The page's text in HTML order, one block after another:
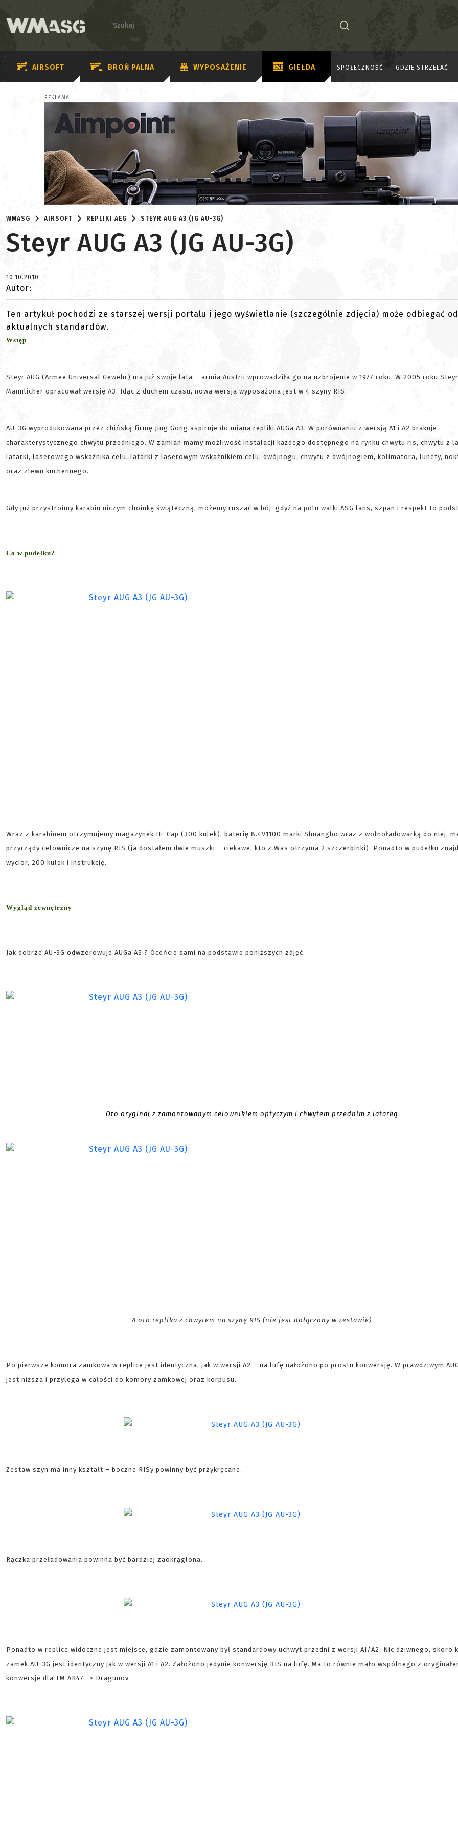
AIRSOFT BROŃ PALNA WYPOSAŻENIE GIEŁDA SPOŁECZNOŚĆ GDZIE STRZELAĆ
REKLAMA
WMASG AIRSOFT REPLIKI AEG STEYR AUG A3 (JG AU-3G)
Steyr AUG A3 (JG AU-3G)
10.10.2010
Autor:
Ten artykuł pochodzi ze starszej wersji portalu i jego wyświetlanie (szczególnie zdjęcia) może odbiegać od
aktualnych standardów.
Wstęp
Steyr AUG (Armee Universal Gewehr) ma już swoje lata – armia Austrii wprowadziła go na uzbrojenie w 1977 roku. W 2005 roku
Mannlicher opracował wersję A3. Idąc z duchem czasu, nowa wersja wyposażona jest w 4 szyny RIS.
AU-3G wyprodukowana przez chińską firmę Jing Gong aspiruje do miana repliki AUGa A3. W porównaniu z wersją A1 i A2 brakuje
charakterystycznego chwytu przedniego. W zamian mamy możliwość instalacji każdego dostępnego na rynku chwytu ris, chwytu z
latarki, laserowego wskaźnika celu, latarki z laserowym wskaźnikiem celu, dwójnogu, chwytu z dwójnogiem, kolimatora, lunety,
oraz zlewu kuchennego.
Gdy już przystroimy karabin niczym choinkę świąteczną, możemy ruszać w bój: gdyż na polu walki ASG lans, szpan i respekt to
Co w pudełku?
Wraz z karabinem otrzymujemy magazynek Hi-Cap (300 kulek), baterię 8.4V1100 marki Shuangbo wraz z wolnoładowarką do niej,
przyrządy celownicze na szynę RIS (ja dostałem dwie muszki – ciekawe, kto z Was otrzyma 2 szczerbinki). Ponadto w pudełku
wycior, 200 kulek i instrukcję.
Wygląd zewnętrzny
Jak dobrze AU-3G odwzorowuje AUGa A3 ? Oceńcie sami na podstawie poniższych zdjęć:
Oto oryginał z zamontowanym celownikiem optyczym i chwytem przednim z latarką
A oto replika z chwytem na szynę RIS (nie jest dołączony w zestawie)
Po pierwsze komora zamkowa w replice jest identyczna, jak w wersji A2 – na lufę nałożono po prostu konwersję. W prawdziwym
jest niższa i przylega w całości do komory zamkowej oraz korpusu.
Zestaw szyn ma inny kształt – boczne RISy powinny być przykręcane.
Rączka przeładowania powinna być bardziej zaokrąglona.
Ponadto w replice widoczne jest miejsce, gdzie zamontowany był standardowy uchwyt przedni z wersji A1/A2. Nic dziwnego, skoro
zamek AU-3G jest identyczny jak w wersji A1 i A2. Założono jedynie konwersję RIS na lufę. Ma to równie mało wspólnego z
konwersje dla TM AK47 -> Dragunov.